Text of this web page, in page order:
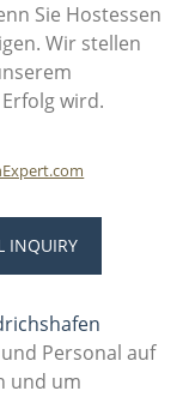
Sie Hostessen
Wir stellen
wird.
INQUIRY
Personal auf
und um